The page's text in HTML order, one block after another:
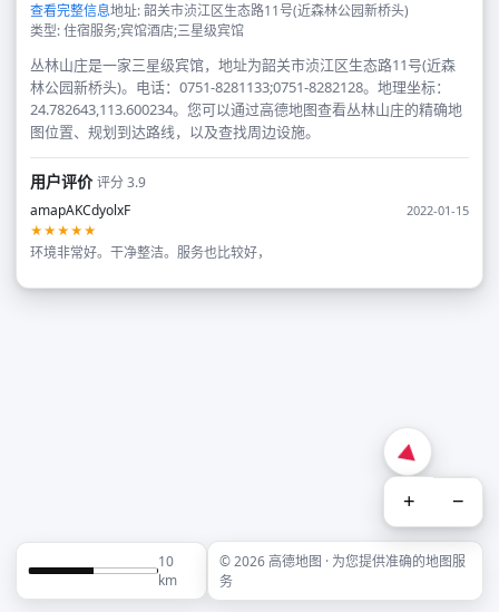
查看完整信息地址: 韶关市浈江区生态路11号(近森林公园新桥头)
类型: 住宿服务;宾馆酒店;三星级宾馆
丛林山庄是一家三星级宾馆，地址为韶关市浈江区生态路11号(近森
林公园新桥头)。电话：0751-8281133;0751-8282128。地理坐标：
24.782643,113.600234。您可以通过高德地图查看丛林山庄的精确地
图位置、规划到达路线，以及查找周边设施。
用户评价评分 3.9
amapAKCdyolxF
2022-01-15
★★★★★
环境非常好。干净整洁。服务也比较好，
+ −
10
km
© 2026 高德地图 · 为您提供准确的地图服
务